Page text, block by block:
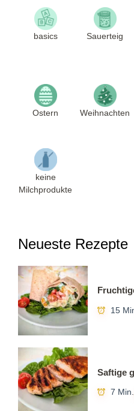
basics Sauerteig
Ostern Weihnachten
keine
Milchprodukte
Neueste Rezepte
15
Saftige
7 Min.